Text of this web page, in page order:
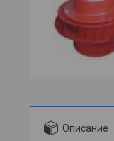
Описание